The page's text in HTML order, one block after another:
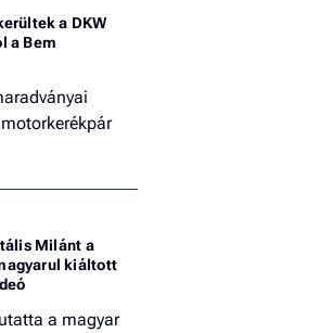
a DKW
a Bem
Milánt a
kiáltott
a magyar